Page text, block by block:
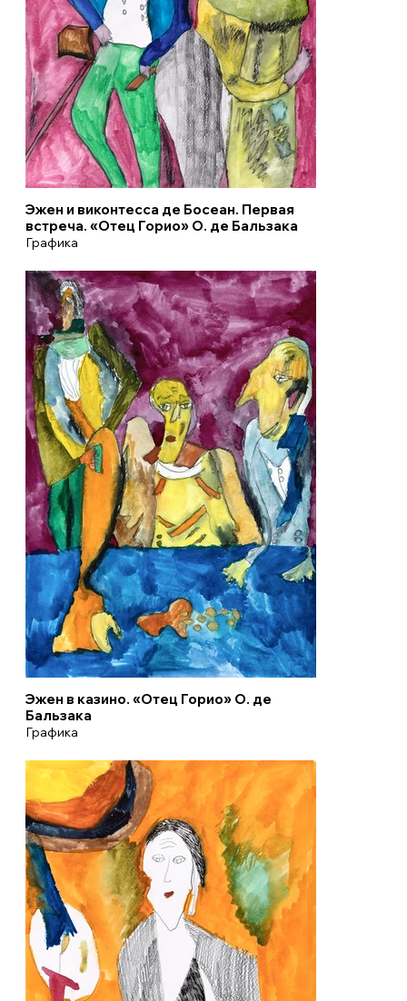
Эжен и виконтесса де Босеан. Первая
встреча. «Отец Горио» О. де Бальзака
Графика
Эжен в казино. «Отец Горио» О. де
Бальзака
Графика